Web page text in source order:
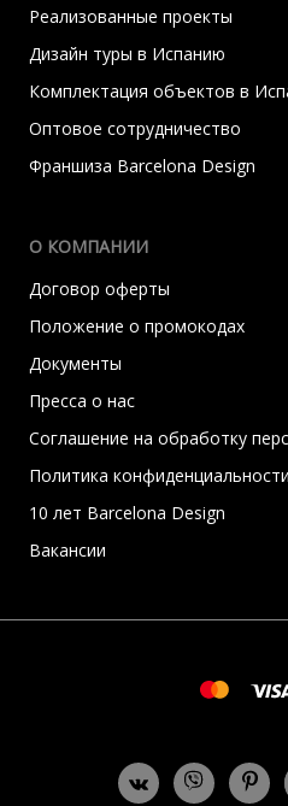
Реализованные проекты
Дизайн туры в Испанию
Комплектация объектов в
Оптовое сотрудничество
Франшиза Barcelona Design
О КОМПАНИИ
Договор оферты
Положение о промокодах
Документы
Пресса о нас
Соглашение на обработку
Политика конфиденциальности
10 лет Barcelona Design
Вакансии